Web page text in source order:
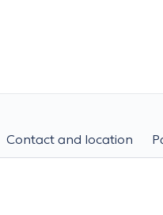
Contact and location